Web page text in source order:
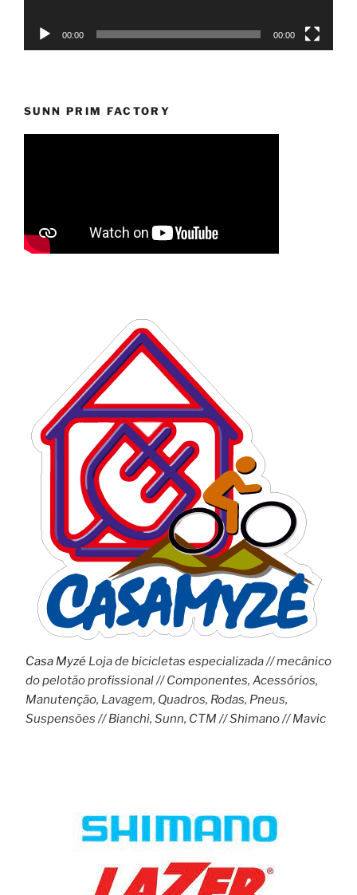
00:00 00:00
SUNN PRIM FACTORY
Casa MyzéLoja de bicicletas especializada // mecânico
do pelotão profissional // Componentes, Acessórios,
Manutenção, Lavagem, Quadros, Rodas, Pneus,
Suspensões // Bianchi, Sunn, CTM // Shimano // Mavic